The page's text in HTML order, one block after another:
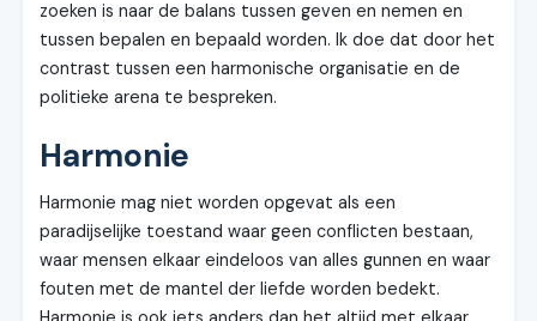
zoeken is naar de balans tussen geven en nemen en
tussen bepalen en bepaald worden. Ik doe dat door het
contrast tussen een harmonische organisatie en de
politieke arena te bespreken.
Harmonie
Harmonie mag niet worden opgevat als een
paradijselijke toestand waar geen conflicten bestaan,
waar mensen elkaar eindeloos van alles gunnen en waar
fouten met de mantel der liefde worden bedekt.